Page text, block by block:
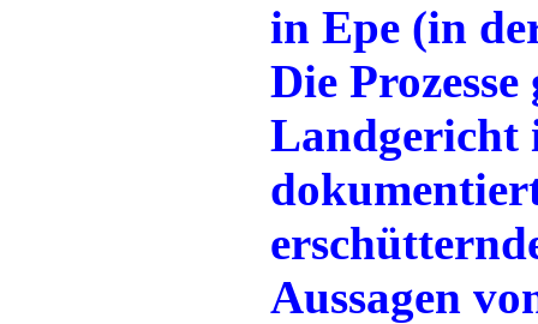
in Epe (in
Die
Landgericht
Aussagen